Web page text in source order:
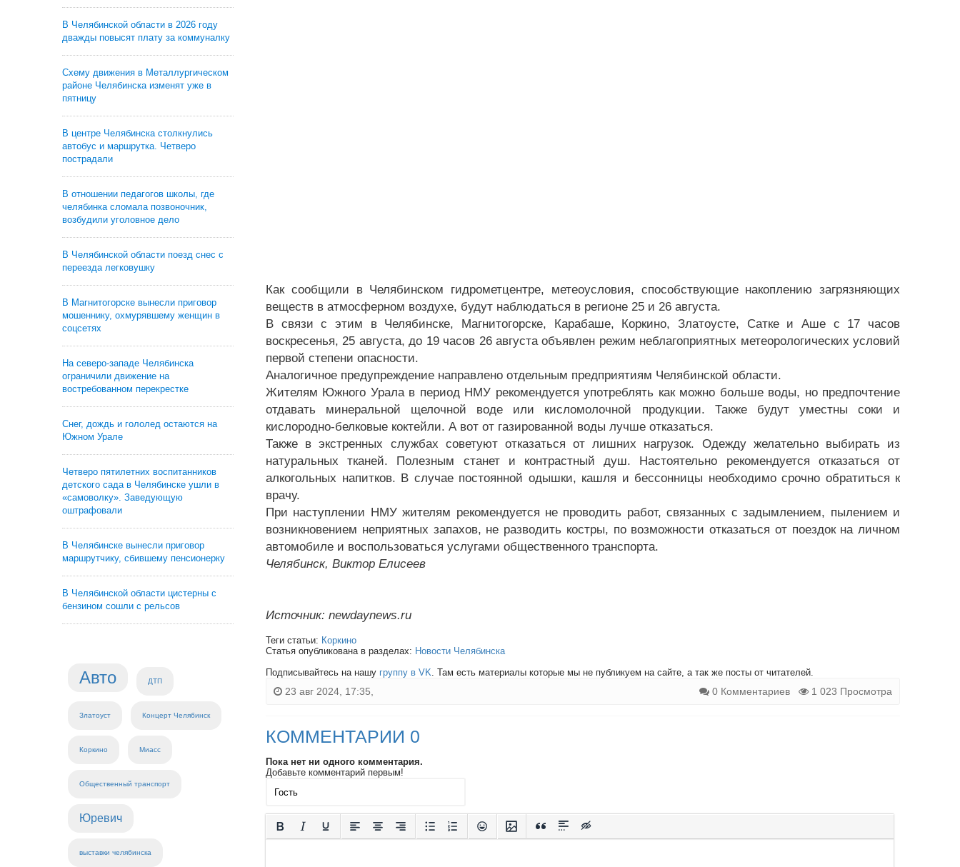
В Челябинской области в 2026 году
дважды повысят плату за коммуналку
Схему движения в Металлургическом
районе Челябинска изменят уже в
пятницу
В центре Челябинска столкнулись
автобус и маршрутка. Четверо
пострадали
В отношении педагогов школы, где
челябинка сломала позвоночник,
возбудили уголовное дело
В Челябинской области поезд снес с
переезда легковушку
В Магнитогорске вынесли приговор
мошеннику, охмурявшему женщин в
соцсетях
На северо-западе Челябинска
ограничили движение на
востребованном перекрестке
Снег, дождь и гололед остаются на
Южном Урале
Четверо пятилетних воспитанников
детского сада в Челябинске ушли в
«самоволку». Заведующую
оштрафовали
В Челябинске вынесли приговор
маршрутчику, сбившему пенсионерку
В Челябинской области цистерны с
бензином сошли с рельсов
Авто ДТП
Златоуст Концерт Челябинск
Коркино Миасс
Общественный транспорт
Юревич
выставки челябинска
Как сообщили в Челябинском гидрометцентре, метеоусловия, способствующие накоплению загрязняющих
веществ в атмосферном воздухе, будут наблюдаться в регионе 25 и 26 августа.
В связи с этим в Челябинске, Магнитогорске, Карабаше, Коркино, Златоусте, Сатке и Аше с 17 часов
воскресенья, 25 августа, до 19 часов 26 августа объявлен режим неблагоприятных метеорологических условий
первой степени опасности.
Аналогичное предупреждение направлено отдельным предприятиям Челябинской области.
Жителям Южного Урала в период НМУ рекомендуется употреблять как можно больше воды, но предпочтение
отдавать минеральной щелочной воде или кисломолочной продукции. Также будут уместны соки и
кислородно-белковые коктейли. А вот от газированной воды лучше отказаться.
Также в экстренных службах советуют отказаться от лишних нагрузок. Одежду желательно выбирать из
натуральных тканей. Полезным станет и контрастный душ. Настоятельно рекомендуется отказаться от
алкогольных напитков. В случае постоянной одышки, кашля и бессонницы необходимо срочно обратиться к
врачу.
При наступлении НМУ жителям рекомендуется не проводить работ, связанных с задымлением, пылением и
возникновением неприятных запахов, не разводить костры, по возможности отказаться от поездок на личном
автомобиле и воспользоваться услугами общественного транспорта.
Челябинск, Виктор Елисеев
Источник: newdaynews.ru
Теги статьи: Коркино
Статья опубликована в разделах: Новости Челябинска
Подписывайтесь на нашу группу в VK. Там есть материалы которые мы не публикуем на сайте, а так же посты от читателей.
23 авг 2024, 17:35, 0 Комментариев 1 023 Просмотра
КОММЕНТАРИИ 0
Пока нет ни одного комментария.
Добавьте комментарий первым!